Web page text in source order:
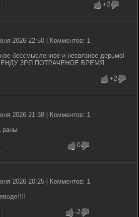
+2
2026 22:50 | Комментов: 1
бессмысленное и несвязное дерьмо!
ЗРЯ ПОТРАЧЕНОЕ ВРЕМЯ
+2
2026 21:38 | Комментов: 1
раны
0
2026 20:25 | Комментов: 1
-2